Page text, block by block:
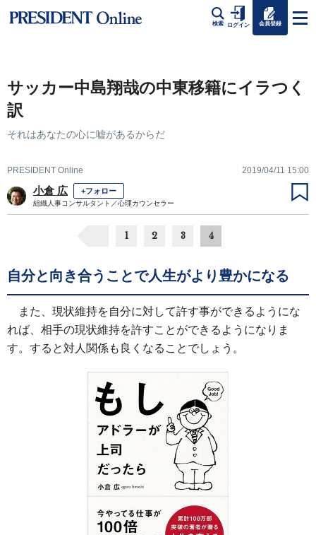
検索 ログイン 会員登録
サッカー中島翔哉の中東移籍にイラつく
訳
それはあなたの心に嘘があるからだ
PRESIDENT Online 2019/04/11 15:00
小倉 広 +フォロー
組織人事コンサルタント／心理カウンセラー
1 2 3 4
自分と向き合うことで人生がより豊かになる
また、現状維持を自分に対して許す事ができるようにな
れば、相手の現状維持を許すことができるようになりま
す。すると対人関係も良くなることでしょう。